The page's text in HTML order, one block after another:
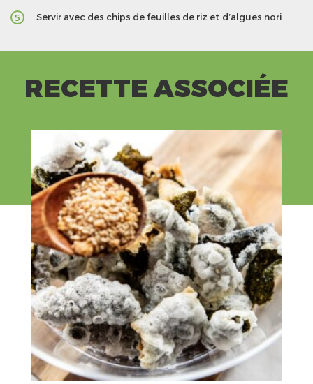
5 Servir avec des chips de feuilles de riz et d’algues nori
RECETTE ASSOCIÉE